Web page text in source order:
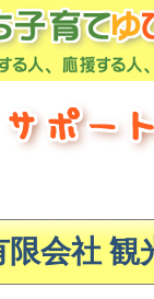
限会社 観